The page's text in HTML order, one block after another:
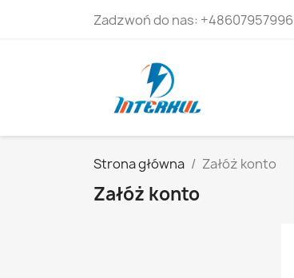
Zadzwoń do nas: +48607957996
Strona główna Załóż konto
Załóż konto